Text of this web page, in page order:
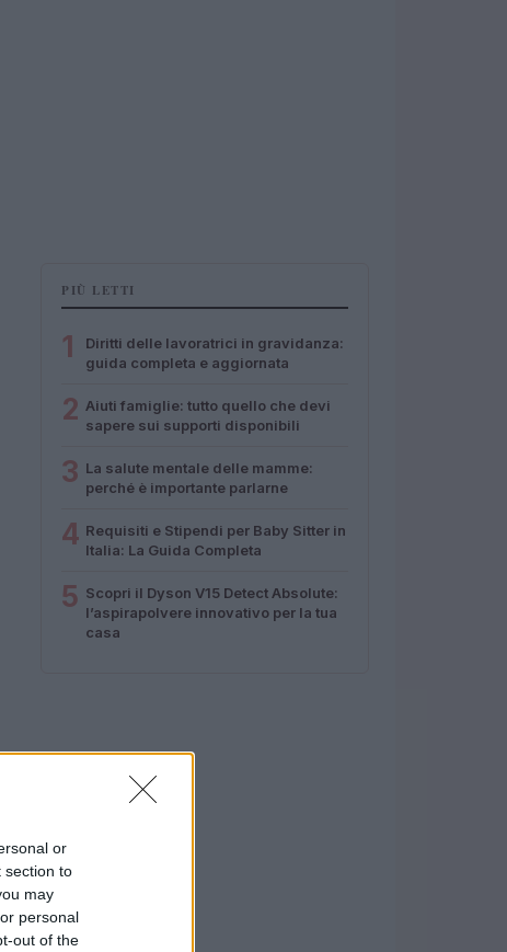
or
section to
may
personal
out of the
PIÙ LETTI
1
Diritti delle lavoratrici in gravidanza:
guida completa e aggiornata
2 Aiuti famiglie: tutto quello che devi
sapere sui supporti disponibili
3 La salute mentale delle mamme:
perché è importante parlarne
4 Requisiti e Stipendi per Baby Sitter in
Italia: La Guida Completa
5 Scopri il Dyson V15 Detect Absolute:
l’aspirapolvere innovativo per la tua
casa